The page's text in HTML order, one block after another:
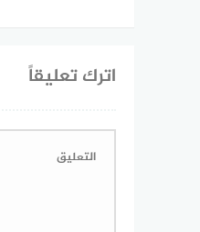
اترك تعليقاً